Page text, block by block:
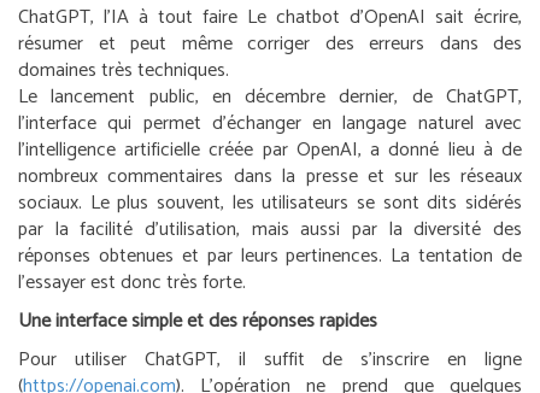
ChatGPT, l’IA à tout faire Le chatbot d’OpenAI sait écrire,
résumer et peut même corriger des erreurs dans des
domaines très techniques.
Le lancement public, en décembre dernier, de ChatGPT,
l’interface qui permet d’échanger en langage naturel avec
l’intelligence artificielle créée par OpenAI, a donné lieu à de
nombreux commentaires dans la presse et sur les réseaux
sociaux. Le plus souvent, les utilisateurs se sont dits sidérés
par la facilité d’utilisation, mais aussi par la diversité des
réponses obtenues et par leurs pertinences. La tentation de
l’essayer est donc très forte.
Une interface simple et des réponses rapides
Pour utiliser ChatGPT, il suffit de s’inscrire en ligne
(https://openai.com). L’opération ne prend que quelques